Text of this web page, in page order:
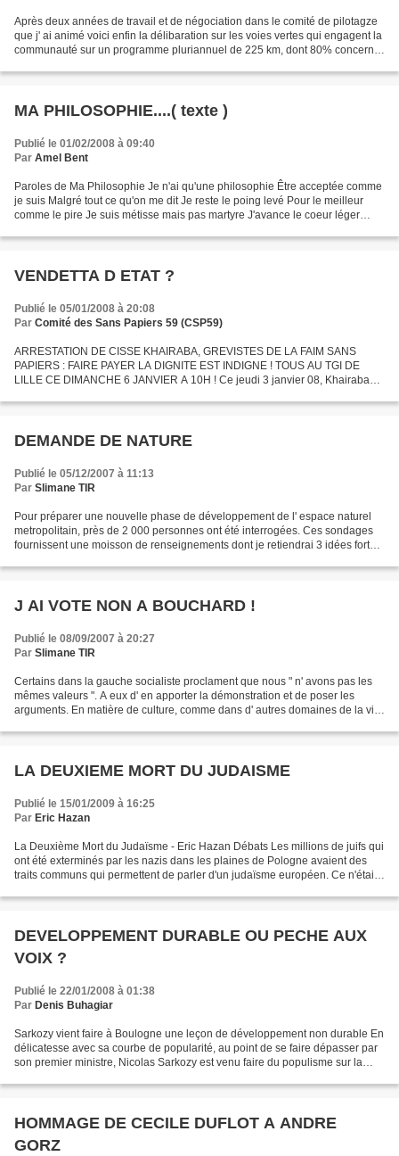
Après deux années de travail et de négociation dans le comité de pilotagze
que j' ai animé voici enfin la délibaration sur les voies vertes qui engagent la
communauté sur un programme pluriannuel de 225 km, dont 80% concerne
MA PHILOSOPHIE....( texte )
Publié le 01/02/2008 à 09:40
Par Amel Bent
Paroles de Ma Philosophie Je n'ai qu'une philosophie Être acceptée comme
je suis Malgré tout ce qu'on me dit Je reste le poing levé Pour le meilleur
comme le pire Je suis métisse mais pas martyre J'avance le coeur léger
VENDETTA D ETAT ?
Publié le 05/01/2008 à 20:08
Par Comité des Sans Papiers 59 (CSP59)
ARRESTATION DE CISSE KHAIRABA, GREVISTES DE LA FAIM SANS
PAPIERS : FAIRE PAYER LA DIGNITE EST INDIGNE ! TOUS AU TGI DE
LILLE CE DIMANCHE 6 JANVIER A 10H ! Ce jeudi 3 janvier 08, Khairaba
DEMANDE DE NATURE
Publié le 05/12/2007 à 11:13
Par Slimane TIR
Pour préparer une nouvelle phase de développement de l' espace naturel
metropolitain, près de 2 000 personnes ont été interrogées. Ces sondages
fournissent une moisson de renseignements dont je retiendrai 3 idées fortes.
J AI VOTE NON A BOUCHARD !
Publié le 08/09/2007 à 20:27
Par Slimane TIR
Certains dans la gauche socialiste proclament que nous " n' avons pas les
mêmes valeurs ". A eux d' en apporter la démonstration et de poser les
arguments. En matière de culture, comme dans d' autres domaines de la vie
LA DEUXIEME MORT DU JUDAISME
Publié le 15/01/2009 à 16:25
Par Eric Hazan
La Deuxième Mort du Judaïsme - Eric Hazan Débats Les millions de juifs qui
ont été exterminés par les nazis dans les plaines de Pologne avaient des
traits communs qui permettent de parler d'un judaïsme européen. Ce n'était
DEVELOPPEMENT DURABLE OU PECHE AUX
VOIX ?
Publié le 22/01/2008 à 01:38
Par Denis Buhagiar
Sarkozy vient faire à Boulogne une leçon de développement non durable En
délicatesse avec sa courbe de popularité, au point de se faire dépasser par
son premier ministre, Nicolas Sarkozy est venu faire du populisme sur la
HOMMAGE DE CECILE DUFLOT A ANDRE
GORZ